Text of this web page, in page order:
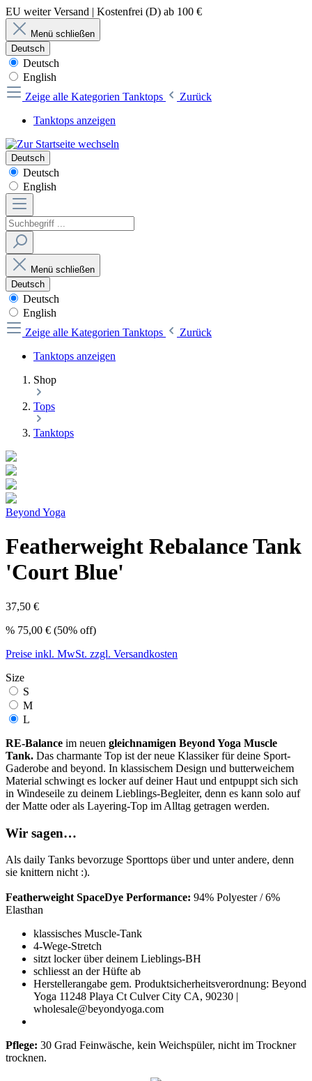
EU weiter Versand | Kostenfrei (D) ab 100 €
Menü schließen
Deutsch
Deutsch
English
Zeige alle Kategorien Tanktops
Zurück
Tanktops anzeigen
Deutsch
Deutsch
English
Menü schließen
Deutsch
Deutsch
English
Zeige alle Kategorien Tanktops
Zurück
Tanktops anzeigen
Shop
Tops
Tanktops
Beyond Yoga
Featherweight Rebalance Tank
'Court Blue'
37,50 €
% 75,00 € (50% off)
Preise inkl. MwSt. zzgl. Versandkosten
Size
S
M
L
RE-Balance im neuen gleichnamigen Beyond Yoga Muscle
Tank. Das charmante Top ist der neue Klassiker für deine Sport-
Gaderobe and beyond. In klassischem Design und butterweichem
Material schwingt es locker auf deiner Haut und entpuppt sich sich
in Windeseile zu deinem Lieblings-Begleiter, denn es kann solo auf
der Matte oder als Layering-Top im Alltag getragen werden.
Wir sagen…
Als daily Tanks bevorzuge Sporttops über und unter andere, denn
sie knittern nicht :).
Featherweight SpaceDye Performance: 94% Polyester / 6%
Elasthan
klassisches Muscle-Tank
4-Wege-Stretch
sitzt locker über deinem Lieblings-BH
schliesst an der Hüfte ab
Herstellerangabe gem. Produktsicherheitsverordnung: Beyond
Yoga 11248 Playa Ct Culver City CA, 90230 |
wholesale@beyondyoga.com
Pflege: 30 Grad Feinwäsche, kein Weichspüler, nicht im Trockner
trocknen.